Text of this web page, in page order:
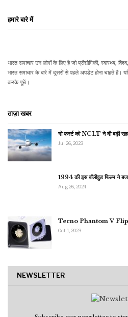
हमारे बारे में
भारत समाचार उन लोगों के लिए है जो प्रौद्योगिकी, स्वास्थ्य,
भारत समाचार के बारे में दूसरों से पहले अपडेट होना चाहते हैं।
करके पूछें।
ताज़ा खबर
गो फर्स्ट को NCLT ने दी बड़ी
Jul 26, 2023
1994 की इस बॉलीवुड फिल्म ने
Aug 26, 2024
Tecno Phantom V Flip
Oct 1, 2023
NEWSLETTER